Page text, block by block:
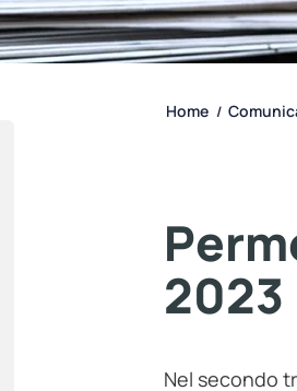
Home /
2023
Nel secondo